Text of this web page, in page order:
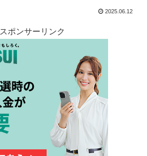
2025.06.12
スポンサーリンク